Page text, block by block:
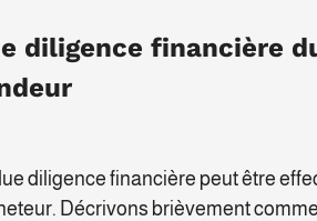
diligence financière
diligence financière peut être
Décrivons brièvement